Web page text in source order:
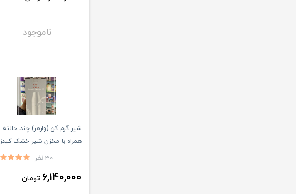
ناموجود
شیر گرم کن (وارمر) چند حالته
همراه با مخزن شیر خشک کیدز
30 نفر
6,140,000 تومان